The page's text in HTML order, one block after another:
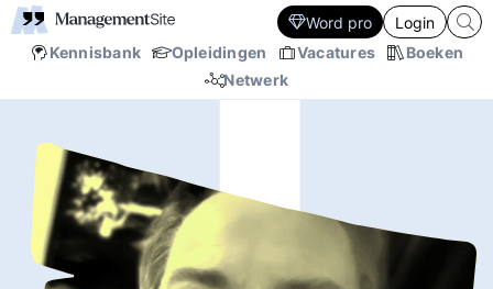
Kennisbank Opleidingen Vacatures
Boeken
Netwerk
Word pro Login